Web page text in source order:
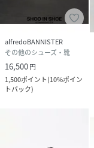
alfredoBANNISTER
その他のシューズ・靴
16,500円
1,500ポイント(10%ポイン
トバック)